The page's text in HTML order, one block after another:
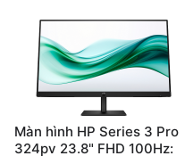
Màn hình HP Series 3 Pro
324pv 23.8" FHD 100Hz: